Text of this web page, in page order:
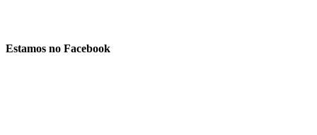
Estamos no Facebook